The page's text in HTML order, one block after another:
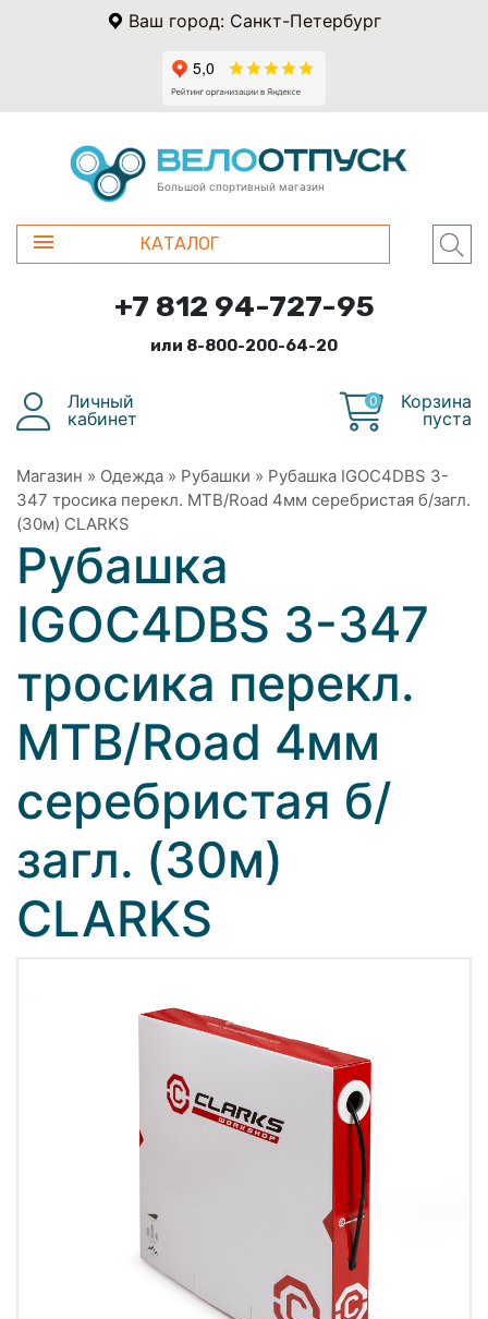
Ваш город: Санкт-Петербург
Большой спортивный магазин
КАТАЛОГ
+7 812 94-727-95
или 8-800-200-64-20
Личный
кабинет
0
Корзина
пуста
Магазин » Одежда » Рубашки » Рубашка IGOC4DBS 3-
347 тросика перекл. MTB/Road 4мм серебристая б/загл.
(30м) CLARKS
Рубашка
IGOC4DBS 3-347
тросика перекл.
MTB/Road 4мм
серебристая б/
загл. (30м)
CLARKS